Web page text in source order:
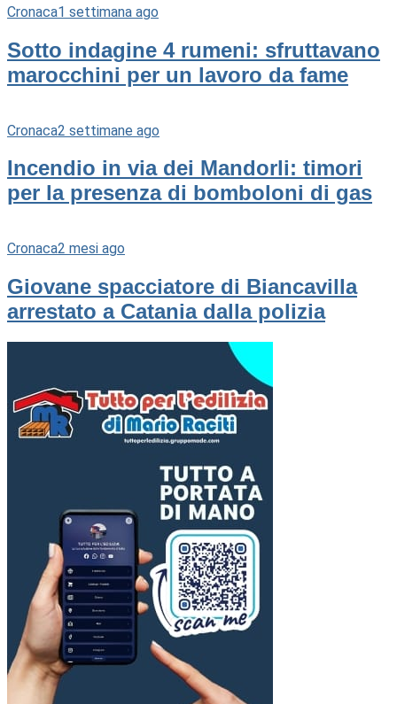
Cronaca1 settimana ago
Sotto indagine 4 rumeni: sfruttavano
marocchini per un lavoro da fame
Cronaca2 settimane ago
Incendio in via dei Mandorli: timori
per la presenza di bomboloni di gas
Cronaca2 mesi ago
Giovane spacciatore di Biancavilla
arrestato a Catania dalla polizia